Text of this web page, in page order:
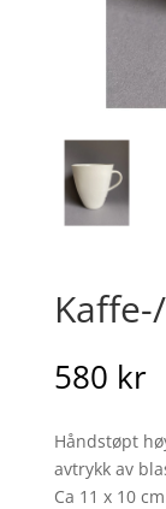
580 kr
Håndstøpt
avtrykk av
Ca 11 x 10 cm